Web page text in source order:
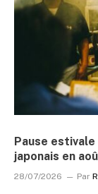
Pause
japonais en
28/07/2026 Par